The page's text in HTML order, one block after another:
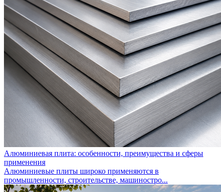
Алюминиевая плита: особенности, преимущества и сферы
применения
Алюминиевые плиты широко применяются в
промышленности, строительстве, машиностро...